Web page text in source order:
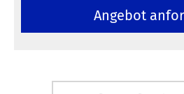
An­ge­bot